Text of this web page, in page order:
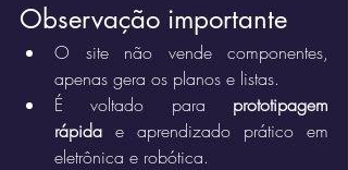
Observação importante
O site não vende componentes,
apenas gera os planos e listas.
É voltado para prototipagem
rápida e aprendizado prático em
eletrônica e robótica.